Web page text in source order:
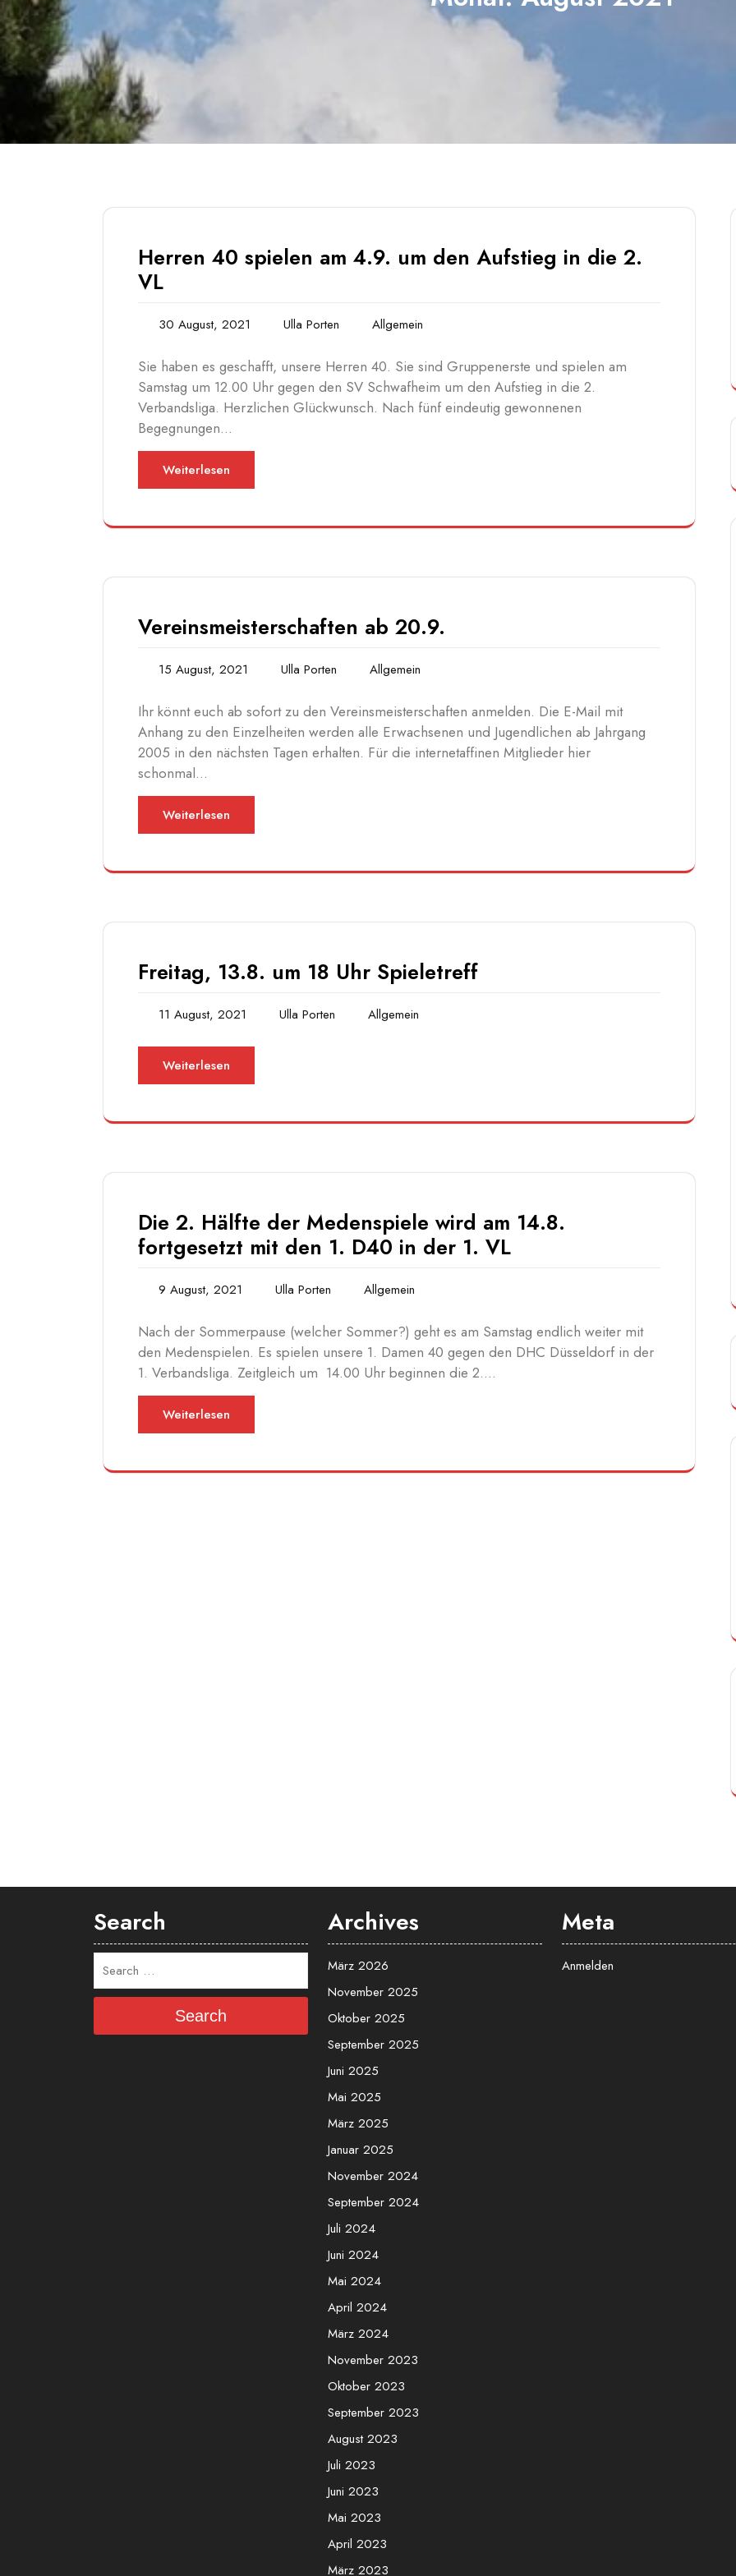
Herren 40 spielen am 4.9. um den Aufstieg in die 2.
VL
30 August, 2021 Ulla Porten Allgemein
Sie haben es geschafft, unsere Herren 40. Sie sind Gruppenerste und spielen am
Samstag um 12.00 Uhr gegen den SV Schwafheim um den Aufstieg in die 2.
Verbandsliga. Herzlichen Glückwunsch. Nach fünf eindeutig gewonnenen
Begegnungen…
Weiterlesen
Vereinsmeisterschaften ab 20.9.
15 August, 2021 Ulla Porten Allgemein
Ihr könnt euch ab sofort zu den Vereinsmeisterschaften anmelden. Die E-Mail mit
Anhang zu den Einzelheiten werden alle Erwachsenen und Jugendlichen ab Jahrgang
2005 in den nächsten Tagen erhalten. Für die internetaffinen Mitglieder hier
schonmal…
Weiterlesen
Freitag, 13.8. um 18 Uhr Spieletreff
11 August, 2021 Ulla Porten Allgemein
Weiterlesen
Die 2. Hälfte der Medenspiele wird am 14.8.
fortgesetzt mit den 1. D40 in der 1. VL
9 August, 2021 Ulla Porten Allgemein
Nach der Sommerpause (welcher Sommer?) geht es am Samstag endlich weiter mit
den Medenspielen. Es spielen unsere 1. Damen 40 gegen den DHC Düsseldorf in der
1. Verbandsliga. Zeitgleich um 14.00 Uhr beginnen die 2.…
Weiterlesen
Search
Search
Archives
März 2026
November 2025
Oktober 2025
September 2025
Juni 2025
Mai 2025
März 2025
Januar 2025
November 2024
September 2024
Juli 2024
Juni 2024
Mai 2024
April 2024
März 2024
November 2023
Oktober 2023
September 2023
August 2023
Juli 2023
Juni 2023
Mai 2023
April 2023
März 2023
Meta
Anmelden